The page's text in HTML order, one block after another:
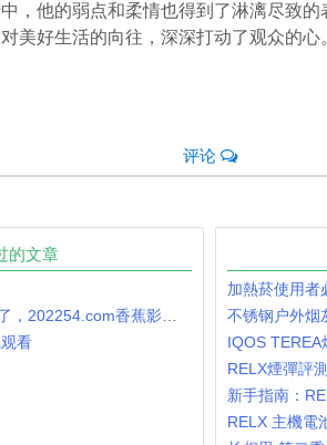
，他的弱点和柔情也得到了淋漓尽致
美好生活的向往，深深打动了观众的心
评论
的文章
看
加熱菸使用者
不锈钢户外烟
IQOS
RELX煙彈評
新手指南：
RELX 主機電